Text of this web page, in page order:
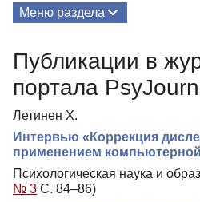
Меню раздела
Публикации в
портала
Летинен Х.
Интервью «Коррекция
применением
Психологическая наука и
№ 3 С. 84–86)